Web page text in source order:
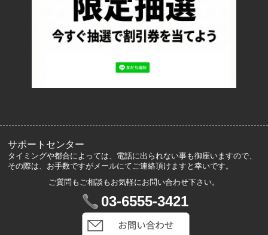
プライバシーポリシー
ロッカーズについて
サポートセンター
タイミングや都合によっては、電話に出られない事も御座いますので、
その際は、お手数ですがメールにてご連絡頂けますと幸いです。
ご質問もご相談もお気軽にお問い合わせ下さい。
03-6555-3421